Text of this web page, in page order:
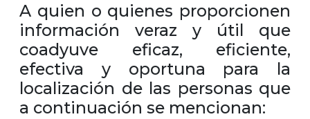
A quien o quienes proporcionen
información veraz y útil que
coadyuve eficaz, eficiente,
efectiva y oportuna para la
localización de las personas que
a continuación se mencionan: